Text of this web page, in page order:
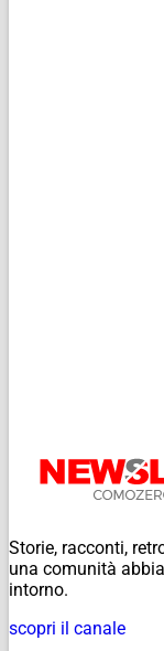
Storie, racconti,
una comunità
intorno.
scopri il canale